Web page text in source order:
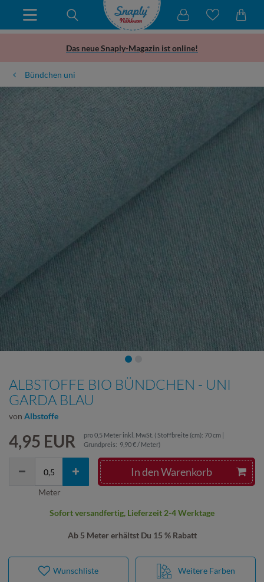
Das neue Snaply-Magazin ist online!
Bündchen uni
ALBSTOFFE BIO BÜNDCHEN - UNI
GARDA BLAU
von Albstoffe
4,95 EUR pro0,5 Meter inkl. MwSt. ( Stoffbreite (cm): 70 cm |
Grundpreis: 9,90 € / Meter)
Ab 5 Meter erhältst Du 15 % Rabatt
In den Warenkorb
Meter
Sofort versandfertig, Lieferzeit 2-4 Werktage
Weitere Farben
Wunschliste